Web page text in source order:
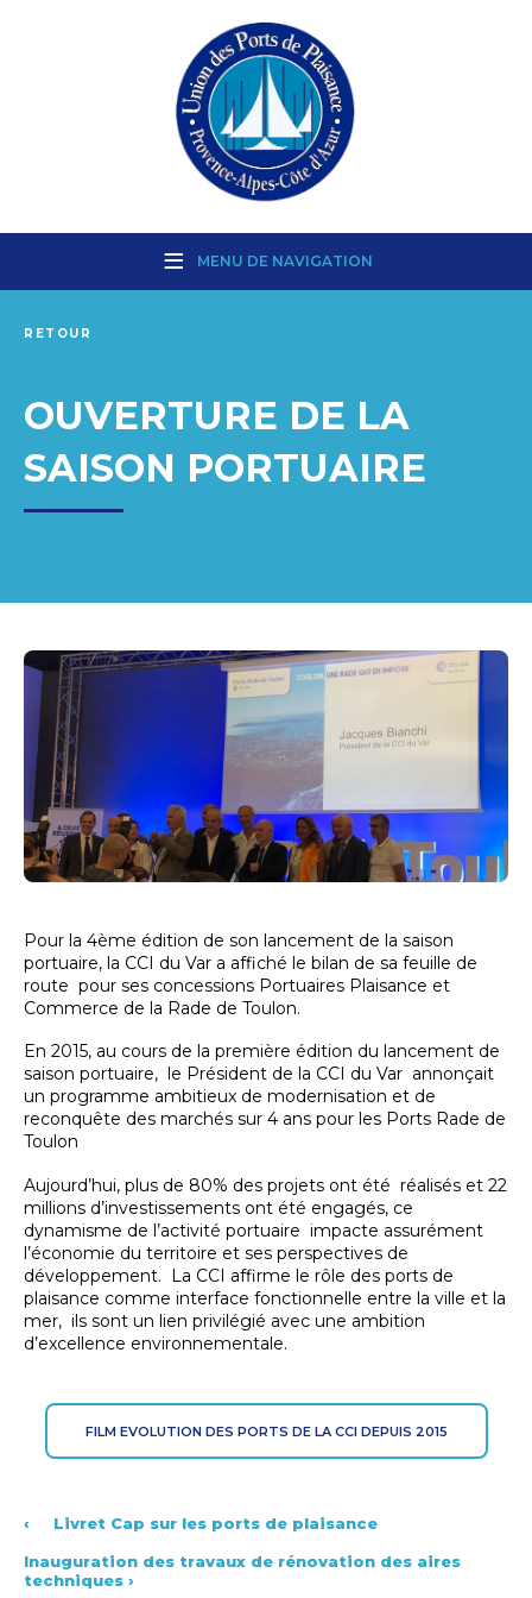
MENU DE NAVIGATION
RETOUR
OUVERTURE DE LA
SAISON PORTUAIRE
Pour la 4ème édition de son lancement de la saison
portuaire, la CCI du Var a affiché le bilan de sa feuille de
route pour ses concessions Portuaires Plaisance et
Commerce de la Rade de Toulon.
En 2015, au cours de la première édition du lancement de
saison portuaire, le Président de la CCI du Var annonçait
un programme ambitieux de modernisation et de
reconquête des marchés sur 4 ans pour les Ports Rade de
Toulon
Aujourd’hui, plus de 80% des projets ont été réalisés et 22
millions d’investissements ont été engagés, ce
dynamisme de l’activité portuaire impacte assurément
l’économie du territoire et ses perspectives de
développement. La CCI affirme le rôle des ports de
plaisance comme interface fonctionnelle entre la ville et la
mer, ils sont un lien privilégié avec une ambition
d’excellence environnementale.
FILM EVOLUTION DES PORTS DE LA CCI DEPUIS 2015
‹
Livret Cap sur les ports de plaisance
Inauguration des travaux de rénovation des aires
techniques ›